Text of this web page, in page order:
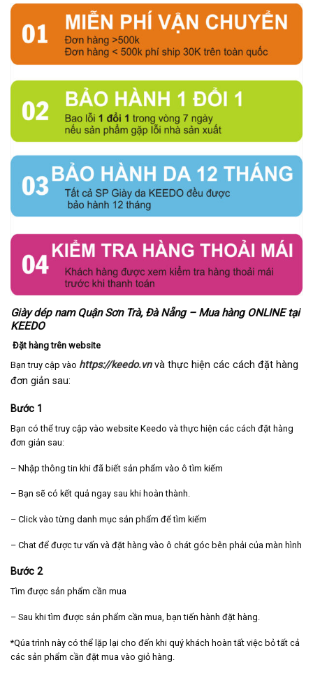
Giày dép nam Quận Sơn Trà, Đà Nẵng – Mua hàng ONLINE tại
KEEDO
Đặt hàng trên website
Bạn truy cập vào https://keedo.vnvà thực hiện các cách đặt hàng
đơn giản sau:
Bước 1
Bạn có thể truy cập vào website Keedo và thực hiện các cách đặt hàng
đơn giản sau:
– Nhập thông tin khi đã biết sản phẩm vào ô tìm kiếm
– Bạn sẽ có kết quả ngay sau khi hoàn thành.
– Click vào từng danh mục sản phẩm để tìm kiếm
– Chat để được tư vấn và đặt hàng vào ô chát góc bên phải của màn hình
Bước 2
Tìm được sản phẩm cần mua
– Sau khi tìm được sản phẩm cần mua, bạn tiến hành đặt hàng.
*Qúa trình này có thể lặp lại cho đến khi quý khách hoàn tất việc bỏ tất cả
các sản phẩm cần đặt mua vào giỏ hàng.